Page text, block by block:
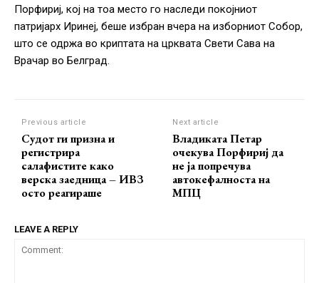
Порфириј, кој на тоа место го наследи покојниот
патријарх Иринеј, беше избран вчера на изборниот Собор,
што се одржа во криптата на црквата Свети Сава на
Врачар во Белград.
Previous article
Судот ги призна и
регистрира
салафистите како
верска заедница – ИВЗ
осто реагираше
Next article
Владиката Петар
очекува Порфириј да
не ја попречува
автокефалноста на
МПЦ
LEAVE A REPLY